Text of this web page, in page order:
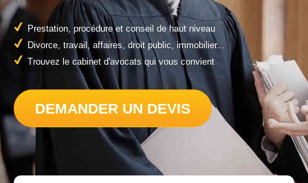
Prestation, procédure et conseil de haut niveau
Divorce, travail, affaires, droit public, immobilier...
Trouvez le cabinet d'avocats qui vous convient
DEMANDER UN DEVIS